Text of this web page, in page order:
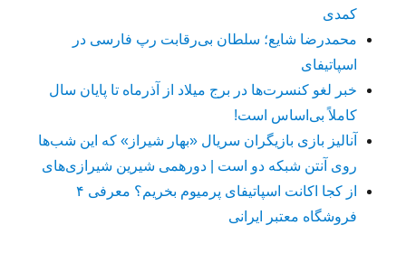
کمدی
محمدرضا شایع؛ سلطان بی‌رقابت رپ فارسی در
اسپاتیفای
خبر لغو کنسرت‌ها در برج میلاد از آذرماه تا پایان سال
کاملاً بی‌اساس است!
آنالیز بازی بازیگران سریال «بهار شیراز» که این شب‌ها
روی آنتن شبکه دو است | دورهمی شیرین شیرازی‌های
از کجا اکانت اسپاتیفای پرمیوم بخریم؟ معرفی ۴
فروشگاه معتبر ایرانی